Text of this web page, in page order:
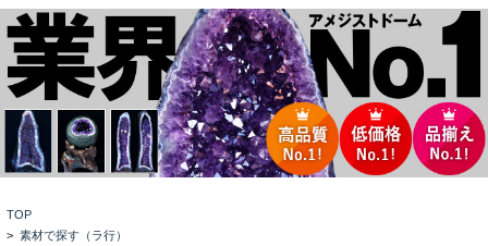
TOP
> 素材で探す（ラ行）